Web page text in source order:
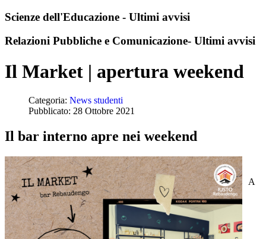
Scienze dell'Educazione - Ultimi avvisi
Relazioni Pubbliche e Comunicazione- Ultimi avvisi
Il Market | apertura weekend
Categoria: News studenti
Pubblicato: 28 Ottobre 2021
Il bar interno apre nei weekend
A